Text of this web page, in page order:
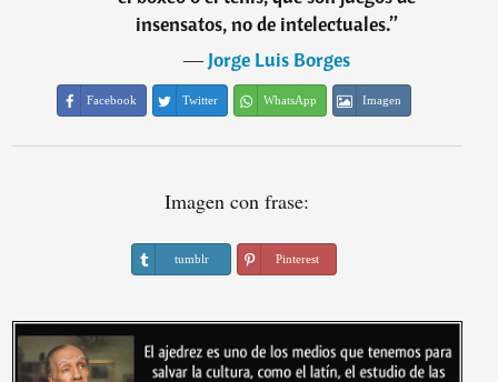
insensatos, no de intelectuales.”
―Jorge Luis Borges
Facebook Twitter WhatsApp Imagen
Imagen con frase:
tumblr Pinterest